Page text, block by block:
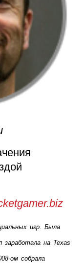
игр. Была
заработала на Texas
ом собрала